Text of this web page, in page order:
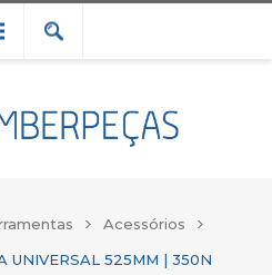
Acessórios
UNIVERSAL 525MM | 350N